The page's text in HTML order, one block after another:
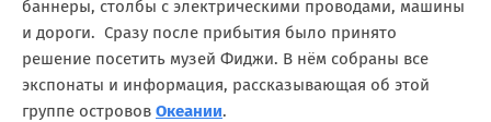
баннеры, столбы с электрическими проводами, машины
и дороги. Сразу после прибытия было принято
решение посетить музей Фиджи. В нём собраны все
экспонаты и информация, рассказывающая об этой
группе островов Океании.